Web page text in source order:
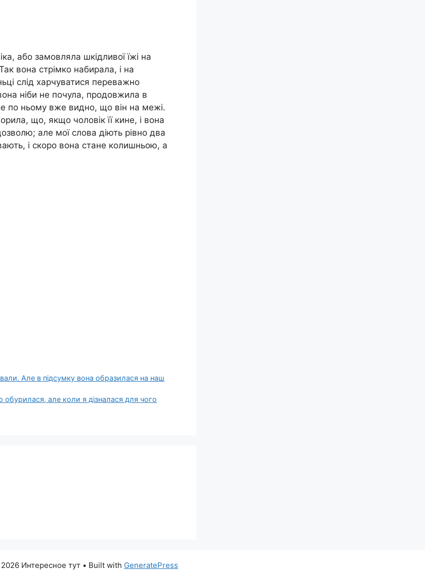
або замовляла шкідливої їжі на
вона стрімко набирала, і на
слід харчуватися переважно
ніби не почула, продовжила в
по ньому вже видно, що він на межі.
що, якщо чоловік її кине, і вона
але мої слова діють рівно два
і скоро вона стане колишньою, а
Але в підсумку вона образилася на наш
обурилася, але коли я дізналася для чого
Интересное тут • Built with GeneratePress